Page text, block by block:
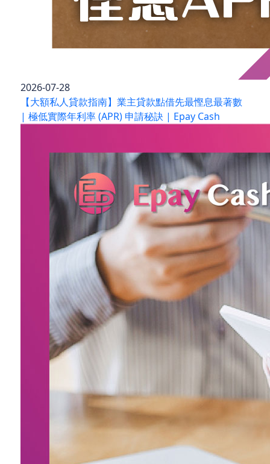
2026-07-28
【大額私人貸款指南】業主貸款點借先最慳息最著數
| 極低實際年利率 (APR) 申請秘訣 | Epay Cash